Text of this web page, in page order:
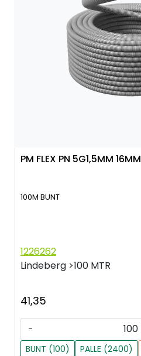
PM FLEX PN 5G1,5MM 16MM
100M BUNT
1226262
Lindeberg >100 MTR
41,35
-
BUNT (100) PALLE (2400)